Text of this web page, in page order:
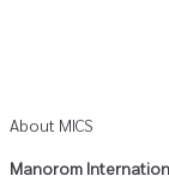
About MICS
Manorom